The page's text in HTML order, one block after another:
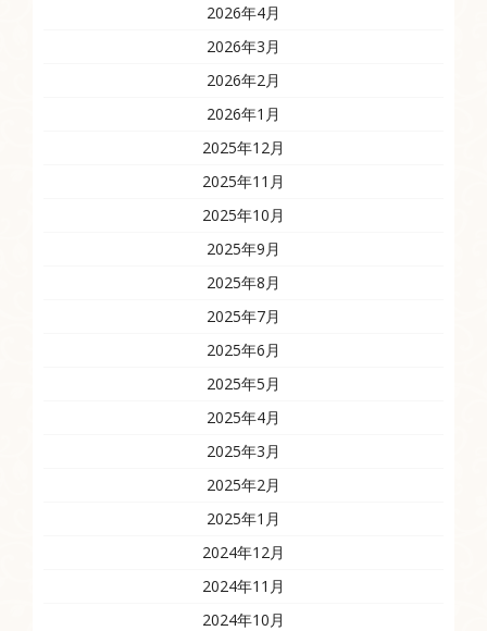
2026年4月
2026年3月
2026年2月
2026年1月
2025年12月
2025年11月
2025年10月
2025年9月
2025年8月
2025年7月
2025年6月
2025年5月
2025年4月
2025年3月
2025年2月
2025年1月
2024年12月
2024年11月
2024年10月